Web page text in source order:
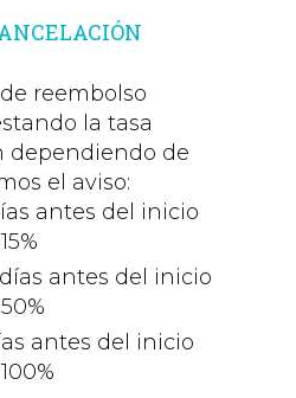
reembolso
la tasa
dependiendo de
el aviso:
antes del inicio
días antes del inicio
antes del inicio